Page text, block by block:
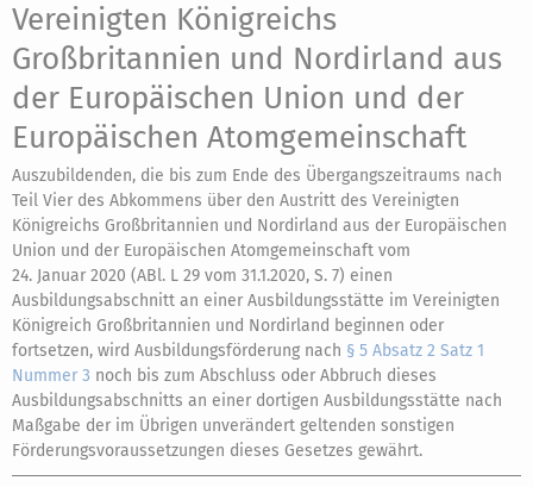
Vereinigten Königreichs
Großbritannien und Nordirland aus
der Europäischen Union und der
Europäischen Atomgemeinschaft
Auszubildenden, die bis zum Ende des Übergangszeitraums nach
Teil Vier des Abkommens über den Austritt des Vereinigten
Königreichs Großbritannien und Nordirland aus der Europäischen
Union und der Europäischen Atomgemeinschaft vom
24. Januar 2020 (ABl. L 29 vom 31.1.2020, S. 7) einen
Ausbildungsabschnitt an einer Ausbildungsstätte im Vereinigten
Königreich Großbritannien und Nordirland beginnen oder
fortsetzen, wird Ausbildungsförderung nach § 5 Absatz 2 Satz 1
Nummer 3 noch bis zum Abschluss oder Abbruch dieses
Ausbildungsabschnitts an einer dortigen Ausbildungsstätte nach
Maßgabe der im Übrigen unverändert geltenden sonstigen
Förderungsvoraussetzungen dieses Gesetzes gewährt.